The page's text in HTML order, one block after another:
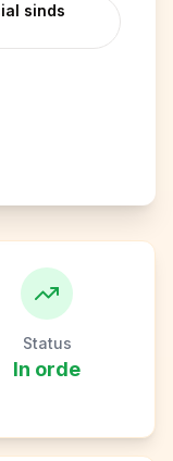
sinds
Status
In orde